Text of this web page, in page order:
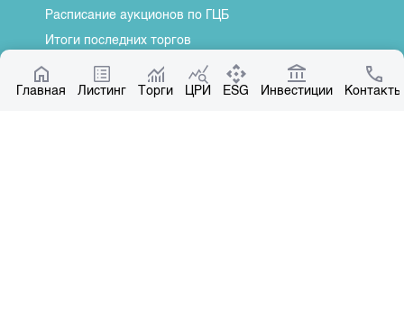
Главная Листинг Торги ЦРИ ESG Инвестиции Контакты
Расписание аукционов по ГЦБ
Итоги последних торгов
Котировки по ЦБ
Центр раскрытия информации